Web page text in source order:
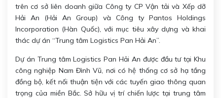
trên cơ sở liên doanh giữa Công ty CP Vận tải và Xếp dỡ
Hải An (Hải An Group) và Công ty Pantos Holdings
Incorporation (Hàn Quốc), với mục tiêu xây dựng và khai
thác dự án “Trung tâm Logistics Pan Hải An”.
Dự án Trung tâm Logistics Pan Hải An được đầu tư tại Khu
công nghiệp Nam Đình Vũ, nơi có hệ thống cơ sở hạ tầng
đồng bộ, kết nối thuận tiện với các tuyến giao thông quan
trọng của miền Bắc. Sở hữu vị trí chiến lược tại trung tâm